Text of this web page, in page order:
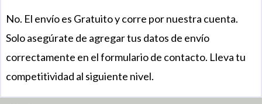
No. El envío es Gratuito y corre por nuestra cuenta.
Solo asegúrate de agregar tus datos de envío
correctamente en el formulario de contacto. Lleva tu
competitividad al siguiente nivel.